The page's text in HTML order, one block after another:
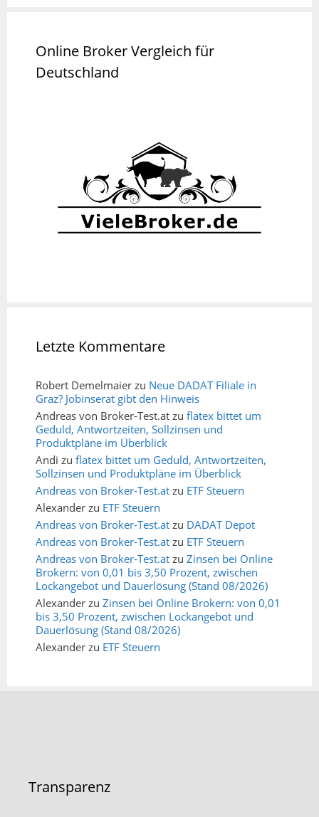
Online Broker Vergleich für
Deutschland
Letzte Kommentare
Robert Demelmaier zu Neue DADAT Filiale in
Graz? Jobinserat gibt den Hinweis
Andreas von Broker-Test.at zu flatex bittet um
Geduld, Antwortzeiten, Sollzinsen und
Produktpläne im Überblick
Andi zu flatex bittet um Geduld, Antwortzeiten,
Sollzinsen und Produktpläne im Überblick
Andreas von Broker-Test.at zu ETF Steuern
Alexander zu ETF Steuern
Andreas von Broker-Test.at zu DADAT Depot
Andreas von Broker-Test.at zu ETF Steuern
Andreas von Broker-Test.at zu Zinsen bei Online
Brokern: von 0,01 bis 3,50 Prozent, zwischen
Lockangebot und Dauerlösung (Stand 08/2026)
Alexander zu Zinsen bei Online Brokern: von 0,01
bis 3,50 Prozent, zwischen Lockangebot und
Dauerlösung (Stand 08/2026)
Alexander zu ETF Steuern
Transparenz